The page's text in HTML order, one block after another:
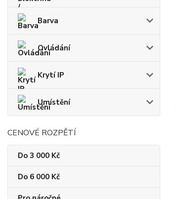
Barva
Ovládání
Krytí IP
Umístění
CENOVÉ ROZPĚTÍ
Do 3 000 Kč
Do 6 000 Kč